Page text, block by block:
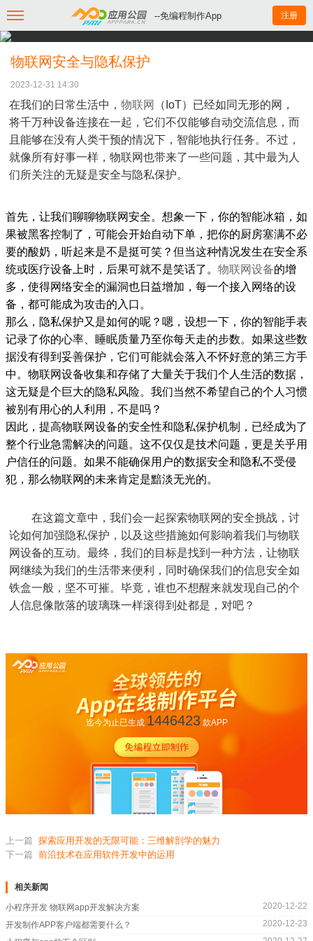
--免编程制作App 注册
物联网安全与隐私保护
2023-12-31 14:30
在我们的日常生活中， 物联网
（IoT）已经如同无形的网，
将千万种设备连接在一起，它们不仅能够自动交流信息，而
且能够在没有人类干预的情况下，智能地执行任务。不过，
就像所有好事一样，物联网也带来了一些问题，其中最为人
们所关注的无疑是安全与隐私保护。
首先，让我们聊聊物联网安全。想象一下，你的智能冰箱，如
果被黑客控制了，可能会开始自动下单，把你的厨房塞满不必
要的酸奶，听起来是不是挺可笑？但当这种情况发生在安全系
统或医疗设备上时，后果可就不是笑话了。 物联网设备的增
多，使得网络安全的漏洞也日益增加，每一个接入网络的设
备，都可能成为攻击的入口。
那么，隐私保护又是如何的呢？嗯，设想一下，你的智能手表
记录了你的心率、睡眠质量乃至你每天走的步数。如果这些数
据没有得到妥善保护，它们可能就会落入不怀好意的第三方手
中。物联网设备收集和存储了大量关于我们个人生活的数据，
这无疑是个巨大的隐私风险。我们当然不希望自己的个人习惯
被别有用心的人利用，不是吗？
因此，提高物联网设备的安全性和隐私保护机制，已经成为了
整个行业急需解决的问题。这不仅仅是技术问题，更是关乎用
户信任的问题。如果不能确保用户的数据安全和隐私不受侵
犯，那么物联网的未来肯定是黯淡无光的。
在这篇文章中，我们会一起探索物联网的安全挑战，讨
论如何加强隐私保护，以及这些措施如何影响着我们与物联
网设备的互动。最终，我们的目标是找到一种方法，让物联
网继续为我们的生活带来便利，同时确保我们的信息安全如
铁盒一般，坚不可摧。毕竟，谁也不想醒来就发现自己的个
人信息像散落的玻璃珠一样滚得到处都是，对吧？
迄今为止已生成 1446423款APP
上一篇 探索应用开发的无限可能：三维解剖学的魅力
下一篇 前沿技术在应用软件开发中的运用
相关新闻
小程序开发 物联网app开发解决方案
2020-12-22
开发制作APP客户端都需要什么？
2020-12-23